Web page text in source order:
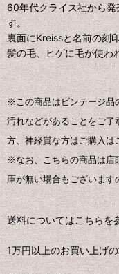
60年代クライス社から
す。
裏面にKreissと名前の刻
髪の毛、ヒゲに毛が使わ
※この商品はビンテージ品
汚れなどがあることをご了
方、神経質な方はご購入は
※なお、こちらの商品は店
庫が無い場合もございます
送料についてはこちらを
1万円以上のお買い上げ